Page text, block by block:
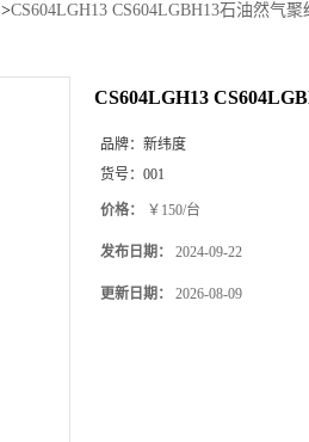
>CS604LGH13 CS604LGBH13石油然气聚
CS604LGH13
品牌： 新纬度
货号： 001
价格： ￥150/台
发布日期： 2024-09-22
更新日期： 2026-08-09